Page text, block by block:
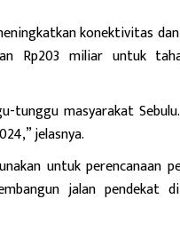
konektivitas
Rp203 miliar untuk
tunggu masyarakat
jelasnya.
untuk perencanaan
jalan pendekat